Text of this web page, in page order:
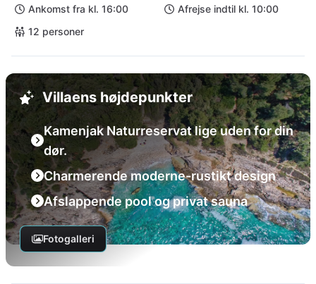
Ankomst fra kl. 16:00
Afrejse indtil kl. 10:00
12 personer
Villaens højdepunkter
Kamenjak Naturreservat lige uden for din
dør.
Charmerende moderne-rustikt design
Afslappende pool og privat sauna
Fotogalleri